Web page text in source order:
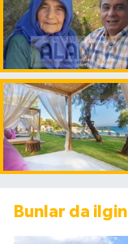
Bunlar da